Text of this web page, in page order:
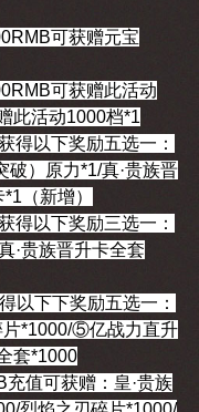
可获赠元宝
可获赠此活动
此活动1000档*1
得以下奖励五选一：
）原力*1/真·贵族晋
（新增）
得以下奖励三选一：
·贵族晋升卡全套
以下下奖励五选一：
片*1000/⑤亿战力直升
套*1000
值可获赠：皇·贵族